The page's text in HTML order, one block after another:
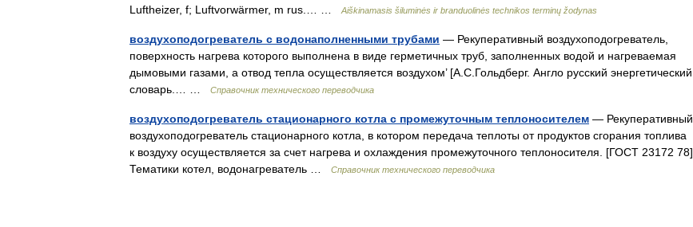
Luftheizer, f; Luftvorwärmer, m rus.… …
Aiškinamasis šiluminės ir branduolinės technikos terminų žodynas
воздухоподогреватель с водонаполненными трубами — Рекуперативный воздухоподогреватель,
поверхность нагрева которого выполнена в виде герметичных труб, заполненных водой и нагреваемая
дымовыми газами, а отвод тепла осуществляется воздухом’ [А.С.Гольдберг. Англо русский энергетический
словарь.… …
Справочник технического переводчика
воздухоподогреватель стационарного котла с промежуточным теплоносителем — Рекуперативный
воздухоподогреватель стационарного котла, в котором передача теплоты от продуктов сгорания топлива
к воздуху осуществляется за счет нагрева и охлаждения промежуточного теплоносителя. [ГОСТ 23172 78]
Тематики котел, водонагреватель …
Справочник технического переводчика